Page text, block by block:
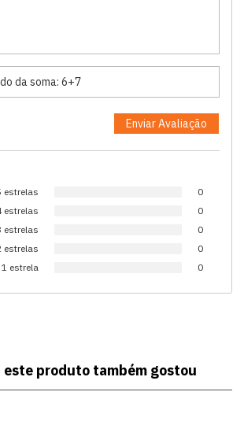
estrelas
0
estrelas
0
estrelas
0
estrelas
0
1 estrela
0
este produto também gostou